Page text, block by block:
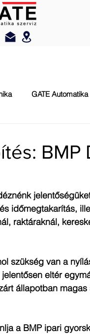
GATE Automatika
BMP
időmegtakarítás,
raktáraknál,
szükség van a
eltér
állapotban
a BMP ipari